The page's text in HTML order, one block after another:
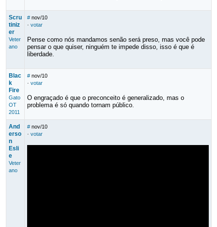
Scru
tiniz
er
Veter
ano
# nov/10
· votar
Pense como nós mandamos senão será preso, mas você pode
pensar o que quiser, ninguém te impede disso, isso é que é
liberdade.
Blac
k
Fire
Gato
OT
2011
# nov/10
· votar
O engraçado é que o preconceito é generalizado, mas o
problema é só quando tornam público.
And
erso
n
Esli
e
Veter
ano
# nov/10
· votar